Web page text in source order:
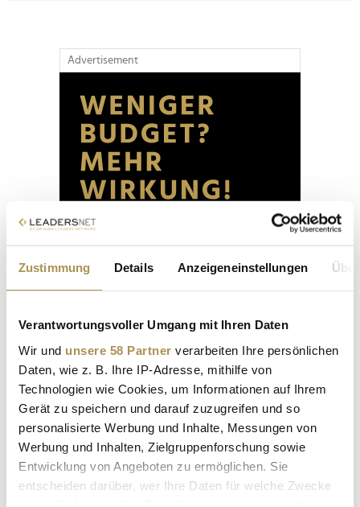
Zustimmung Details Anzeigeneinstellungen
Verantwortungsvoller Umgang mit Ihren Daten
Wir und unsere 58 Partner verarbeiten Ihre persönlichen
Daten, wie z. B. Ihre IP-Adresse, mithilfe von
Technologien wie Cookies, um Informationen auf Ihrem
Gerät zu speichern und darauf zuzugreifen und so
personalisierte Werbung und Inhalte, Messungen von
Werbung und Inhalten, Zielgruppenforschung sowie
Entwicklung von Angeboten zu ermöglichen. Sie
entscheiden darüber, wer Ihre Daten für welche Zwecke
Advertisement